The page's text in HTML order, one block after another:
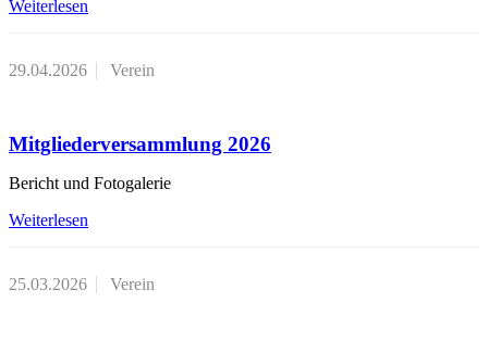
Weiterlesen
29.04.2026 Verein
Mitgliederversammlung 2026
Bericht und Fotogalerie
Weiterlesen
25.03.2026 Verein